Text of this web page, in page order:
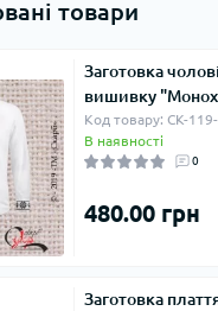
товари
Заготовка
вишивку
Код товару: СК-
В наявності
0
480.00 грн
Заготовка